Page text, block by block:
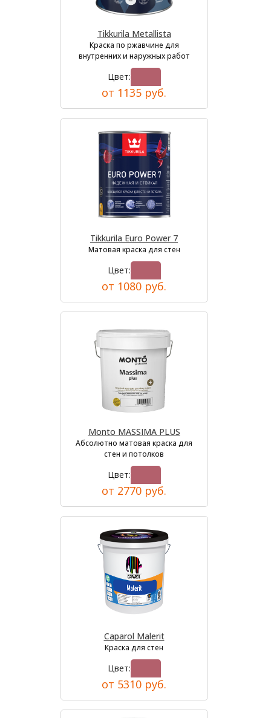
Tikkurila Metallista
Краска по ржавчине для
внутренних и наружных работ
Цвет:
от 1135 руб.
Tikkurila Euro Power 7
Матовая краска для стен
Цвет:
от 1080 руб.
Monto MASSIMA PLUS
Абсолютно матовая краска для
стен и потолков
Цвет:
от 2770 руб.
Caparol Malerit
Краска для стен
Цвет:
от 5310 руб.